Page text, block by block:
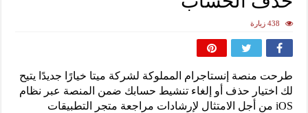
438 زيارة
طرحت منصة إنستاجرام المملوكة لشركة ميتا خيارًا جديدًا يتيح
لك اختيار حذف أو إلغاء تنشيط حسابك ضمن المنصة عبر نظام
iOS من أجل الامتثال لإرشادات مراجعة متجر التطبيقات